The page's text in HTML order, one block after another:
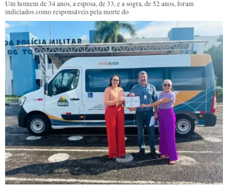
Um homem de 34 anos, a esposa, de 33, e a sogra, de 52 anos, foram
indiciados como responsáveis pela morte do